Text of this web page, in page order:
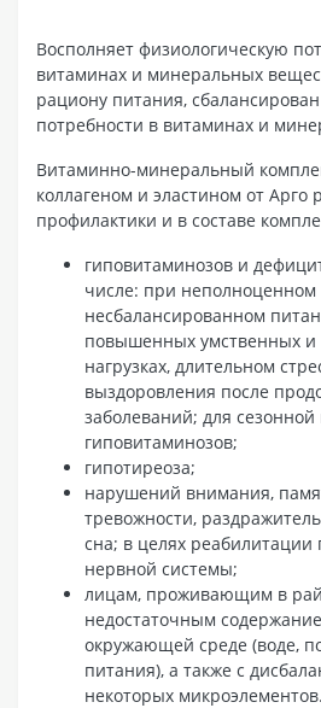
Восполняет физиологическую
витаминах и минеральных
рациону питания,
потребности в витаминах и
Витаминно-минеральный
коллагеном и эластином от Арго
профилактики и в составе
гиповитаминозов и
числе: при неполноценном
несбалансированном
повышенных умственных и
нагрузках, длительном
выздоровления после
заболеваний; для
гиповитаминозов;
гипотиреоза;
нарушений внимания,
тревожности,
сна; в целях реабилитации
нервной системы;
лицам, проживающим в
недостаточным
окружающей среде (воде,
питания), а также с
некоторых микроэлементов.